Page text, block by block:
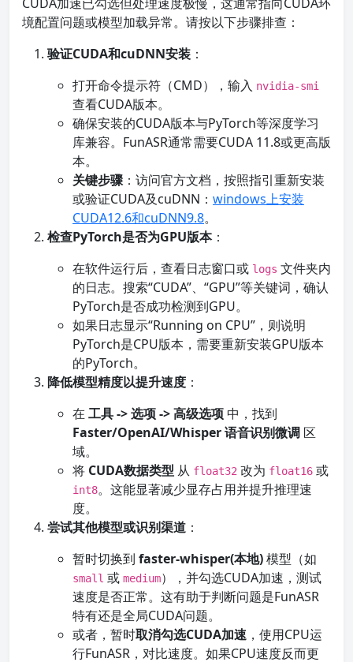
境配置问题或模型加载异常。请按以下步骤排查：
验证CUDA和cuDNN安装 ：
打开命令提示符（CMD），输入 nvidia-smi
查看CUDA版本。
确保安装的CUDA版本与PyTorch等深度学习
库兼容。FunASR通常需要CUDA 11.8或更高版
本。
关键步骤：访问官方文档，按照指引重新安装
或验证CUDA及cuDNN： windows上安装
CUDA12.6和cuDNN9.8。
检查PyTorch是否为GPU版本：
在软件运行后，查看日志窗口或 logs 文件夹内
的日志。搜索“CUDA”、“GPU”等关键词，确认
PyTorch是否成功检测到GPU。
如果日志显示“Running on CPU”，则说明
PyTorch是CPU版本，需要重新安装GPU版本
的PyTorch。
降低模型精度以提升速度 ：
在 工具 -> 选项 -> 高级选项中，找到
Faster/OpenAI/Whisper 语音识别微调 区
域。
将 CUDA数据类型 从 float32 改为 float16 或
int8。这能显著减少显存占用并提升推理速
度。
尝试其他模型或识别渠道 ：
暂时切换到 faster-whisper(本地)模型（如
small 或 medium），并勾选CUDA加速，测试
速度是否正常。这有助于判断问题是FunASR
特有还是全局CUDA问题。
或者，暂时取消勾选CUDA加速 ，使用CPU运
行FunASR，对比速度。如果CPU速度反而更